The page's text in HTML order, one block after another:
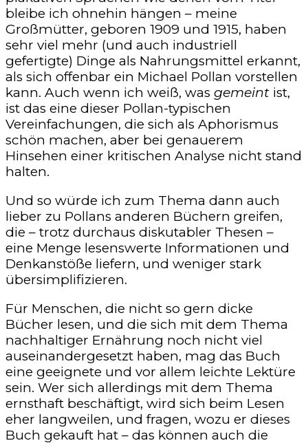
bleibe ich ohnehin hängen – meine
Großmütter, geboren 1909 und 1915, haben
sehr viel mehr (und auch industriell
gefertigte) Dinge als Nahrungsmittel erkannt,
als sich offenbar ein Michael Pollan vorstellen
kann. Auch wenn ich weiß, was gemeint ist,
ist das eine dieser Pollan-typischen
Vereinfachungen, die sich als Aphorismus
schön machen, aber bei genauerem
Hinsehen einer kritischen Analyse nicht stand
halten.
Und so würde ich zum Thema dann auch
lieber zu Pollans anderen Büchern greifen,
die – trotz durchaus diskutabler Thesen –
eine Menge lesenswerte Informationen und
Denkanstöße liefern, und weniger stark
übersimplifizieren.
Für Menschen, die nicht so gern dicke
Bücher lesen, und die sich mit dem Thema
nachhaltiger Ernährung noch nicht viel
auseinandergesetzt haben, mag das Buch
eine geeignete und vor allem leichte Lektüre
sein. Wer sich allerdings mit dem Thema
ernsthaft beschäftigt, wird sich beim Lesen
eher langweilen, und fragen, wozu er dieses
Buch gekauft hat – das können auch die